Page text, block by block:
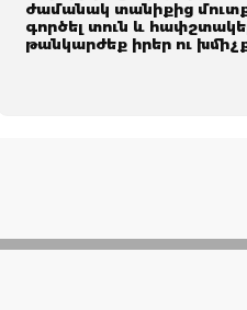
ժամանակ տանիքից
գործել տուն և
թանկարժեք իրեր ու